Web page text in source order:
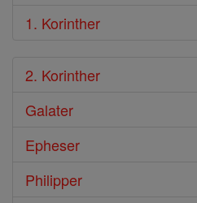
1. Korinther
2. Korinther
Galater
Epheser
Philipper